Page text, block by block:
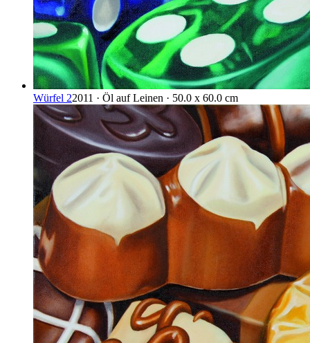
Würfel 22011 · Öl auf Leinen · 50.0 x 60.0 cm